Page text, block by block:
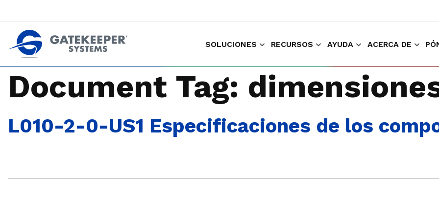
SOLUCIONES RECURSOS AYUDA ACERCA DE
Document Tag:
L010-2-0-US1 Especificaciones de los